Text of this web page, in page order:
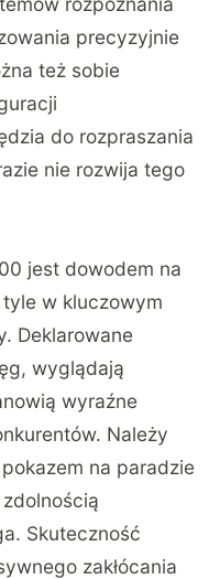
precyzyjnie
też sobie
do rozpraszania
nie rozwija tego
jest dowodem na
w kluczowym
Deklarowane
wyglądają
wyraźne
Należy
na paradzie
Skuteczność
zakłócania